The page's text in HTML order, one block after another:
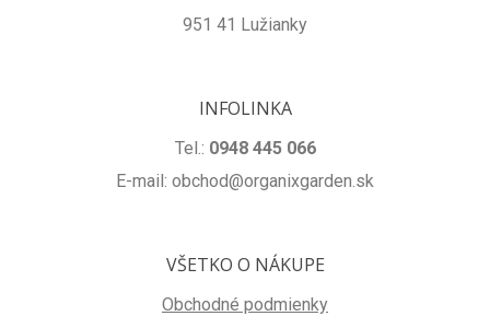
951 41 Lužianky
INFOLINKA
Tel.: 0948 445 066
E-mail: obchod@organixgarden.sk
VŠETKO O NÁKUPE
Obchodné podmienky